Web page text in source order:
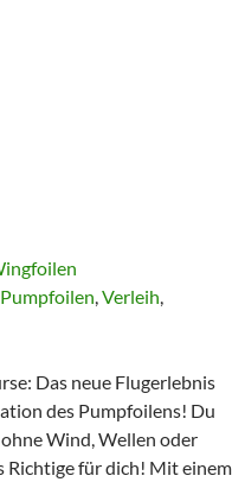
Pumpfoilen,Verleih,
Das neue Flugerlebnis
des Pumpfoilens! Du
Wind, Wellen oder
Richtige für dich! Mit einem